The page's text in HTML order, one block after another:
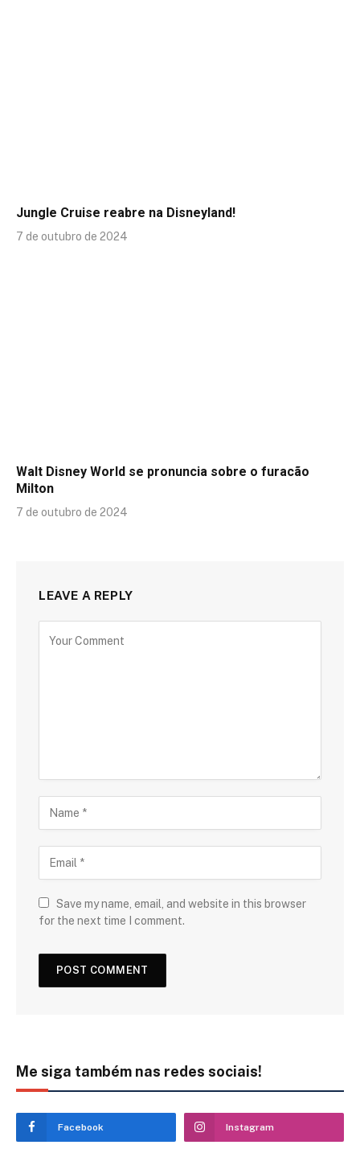
Jungle Cruise reabre na Disneyland!
7 de outubro de 2024
Walt Disney World se pronuncia sobre o furacão
Milton
7 de outubro de 2024
LEAVE A REPLY
Save my name, email, and website in this browser
for the next time I comment.
Me siga também nas redes sociais!
Facebook Instagram